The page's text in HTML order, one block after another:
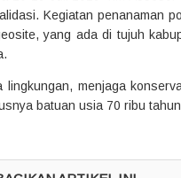
Kegiatan penanaman
yang ada di tujuh
lingkungan, menjaga
batuan usia 70 ribu